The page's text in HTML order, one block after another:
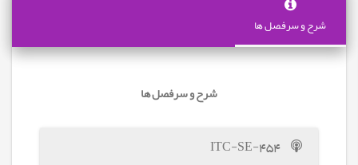
شرح و سرفصل ها
شرح و سرفصل ها